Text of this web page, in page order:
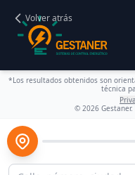
Volver atrás
*Los resultados obtenidos son
técnica
© 2026Gestaner.